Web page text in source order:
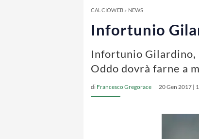
CALCIOWEB» NEWS
Infortunio
Infortunio Gilardino,
Oddo dovrà farne a
di Francesco Gregorace 20 Gen 2017 |